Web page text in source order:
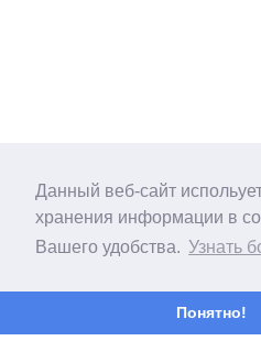
Данный веб-сайт
хранения информации в
Вашего удобства. Узнать
Понятно!